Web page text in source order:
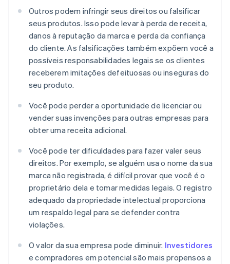
Outros podem infringir seus direitos ou falsificar
seus produtos. Isso pode levar à perda de receita,
danos à reputação da marca e perda da confiança
do cliente. As falsificações também expõem você a
possíveis responsabilidades legais se os clientes
receberem imitações defeituosas ou inseguras do
seu produto.
Você pode perder a oportunidade de licenciar ou
vender suas invenções para outras empresas para
obter uma receita adicional.
Você pode ter dificuldades para fazer valer seus
direitos. Por exemplo, se alguém usa o nome da sua
marca não registrada, é difícil provar que você é o
proprietário dela e tomar medidas legais. O registro
adequado da propriedade intelectual proporciona
um respaldo legal para se defender contra
violações.
O valor da sua empresa pode diminuir. Investidores
e compradores em potencial são mais propensos a